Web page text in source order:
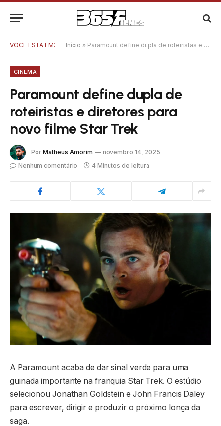
VOCÊ ESTÁ EM: Início » Paramount define dupla de roteiristas e diretores para novo filme Star Trek
CINEMA
Paramount define dupla de
roteiristas e diretores para
novo filme Star Trek
Por Matheus Amorim
novembro 14, 2025
Nenhum comentário
4 Minutos de leitura
A Paramount acaba de dar sinal verde para uma
guinada importante na franquia Star Trek. O estúdio
selecionou Jonathan Goldstein e John Francis Daley
para escrever, dirigir e produzir o próximo longa da
saga.